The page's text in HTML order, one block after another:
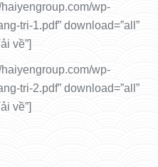
haiyengroup.com/wp-
tri-1.pdf” download=”all”
về”]
haiyengroup.com/wp-
tri-2.pdf” download=”all”
về”]